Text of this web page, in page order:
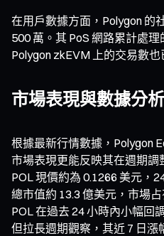
在用戶數據方面，Polygon 的
500 萬。其 PoS 網路累計處
Polygon zkEVM 上的交易數也
市場表現與數據分析
根據最新行情數據，Polygon
市場表現更能反映其在週期調
POL 現價約為 0.1266 美元，
總市值約 13.3 億美元，市場
POL 在過去 24 小時內小幅回
但拉長週期觀察，其近 7 日